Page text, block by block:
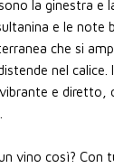
la ginestra e
e le note
che si
nel calice.
e diretto,
vino così? Con